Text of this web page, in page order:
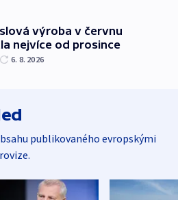
výroba v červnu
nejvíce od prosince
6. 8. 2026
publikovaného evropskými